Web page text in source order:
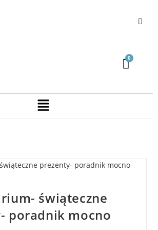
świąteczne
poradnik mocno